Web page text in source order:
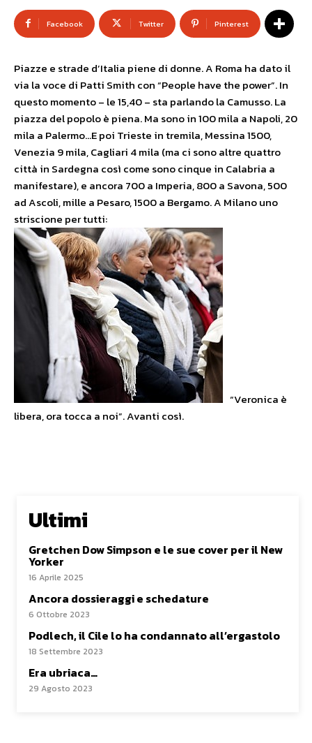
Facebook Twitter Pinterest
Piazze e strade d’Italia piene di donne. A Roma ha dato il
via la voce di Patti Smith con “People have the power”. In
questo momento – le 15,40 – sta parlando la Camusso. La
piazza del popolo è piena. Ma sono in 100 mila a Napoli, 20
mila a Palermo…E poi Trieste in tremila, Messina 1500,
Venezia 9 mila, Cagliari 4 mila (ma ci sono altre quattro
città in Sardegna così come sono cinque in Calabria a
manifestare), e ancora 700 a Imperia, 800 a Savona, 500
ad Ascoli, mille a Pesaro, 1500 a Bergamo. A Milano uno
striscione per tutti:
“Veronica è
libera, ora tocca a noi”. Avanti così.
Ultimi
Gretchen Dow Simpson e le sue cover per il New
Yorker
16 Aprile 2025
Ancora dossieraggi e schedature
6 Ottobre 2023
Podlech, il Cile lo ha condannato all’ergastolo
18 Settembre 2023
Era ubriaca…
29 Agosto 2023